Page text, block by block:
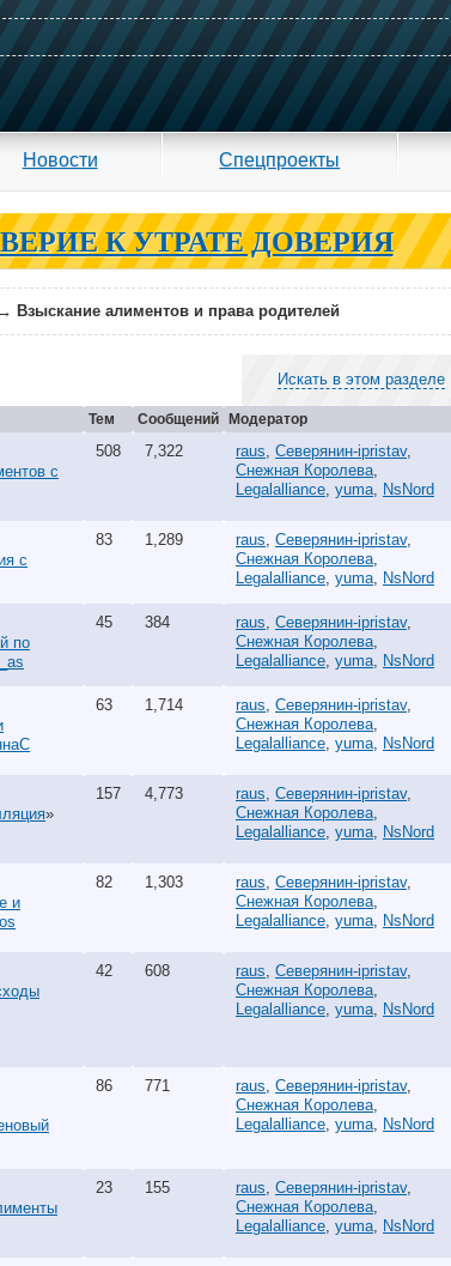
Новости Спецпроекты
К УТРАТЕ ДОВЕРИЯ
→ Взыскание алиментов и права родителей
Искать в этом разделе
Тем Сообщений Модератор
с
508 7,322 raus, Северянин-ipristav,
Снежная Королева,
Legalalliance, yuma, NsNord
с
83 1,289 raus, Северянин-ipristav,
Снежная Королева,
Legalalliance, yuma, NsNord
по
45 384 raus, Северянин-ipristav,
Снежная Королева,
Legalalliance, yuma, NsNord
63 1,714 raus, Северянин-ipristav,
Снежная Королева,
Legalalliance, yuma, NsNord
»
157 4,773 raus, Северянин-ipristav,
Снежная Королева,
Legalalliance, yuma, NsNord
и
82 1,303 raus, Северянин-ipristav,
Снежная Королева,
Legalalliance, yuma, NsNord
42 608 raus, Северянин-ipristav,
Снежная Королева,
Legalalliance, yuma, NsNord
86 771 raus, Северянин-ipristav,
Снежная Королева,
Legalalliance, yuma, NsNord
23 155 raus, Северянин-ipristav,
Снежная Королева,
Legalalliance, yuma, NsNord